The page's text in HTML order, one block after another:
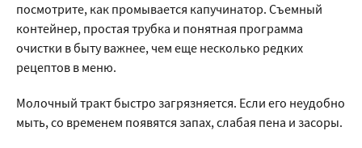
посмотрите, как промывается капучинатор. Съемный
контейнер, простая трубка и понятная программа
очистки в быту важнее, чем еще несколько редких
рецептов в меню.
Молочный тракт быстро загрязняется. Если его неудобно
мыть, со временем появятся запах, слабая пена и засоры.